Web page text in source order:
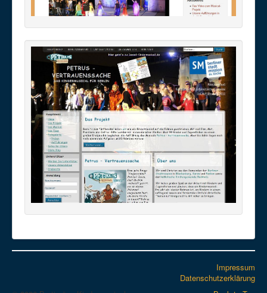
Impressum
Datenschutzerklärung